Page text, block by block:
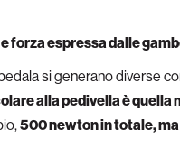
forza espressa dalle
si generano diverse
alla pedivella è quella
500 newton in totale,